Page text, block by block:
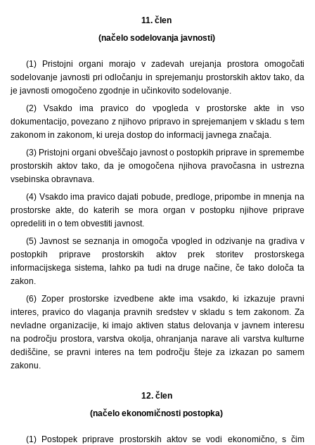
11. člen
(načelo sodelovanja javnosti)
(1) Pristojni organi morajo v zadevah urejanja prostora omogočati
sodelovanje javnosti pri odločanju in sprejemanju prostorskih aktov tako, da
je javnosti omogočeno zgodnje in učinkovito sodelovanje.
(2) Vsakdo ima pravico do vpogleda v prostorske akte in vso
dokumentacijo, povezano z njihovo pripravo in sprejemanjem v skladu s tem
zakonom in zakonom, ki ureja dostop do informacij javnega značaja.
(3) Pristojni organi obveščajo javnost o postopkih priprave in spremembe
prostorskih aktov tako, da je omogočena njihova pravočasna in ustrezna
vsebinska obravnava.
(4) Vsakdo ima pravico dajati pobude, predloge, pripombe in mnenja na
prostorske akte, do katerih se mora organ v postopku njihove priprave
opredeliti in o tem obvestiti javnost.
(5) Javnost se seznanja in omogoča vpogled in odzivanje na gradiva v
postopkih priprave prostorskih aktov prek storitev prostorskega
informacijskega sistema, lahko pa tudi na druge načine, če tako določa ta
zakon.
(6) Zoper prostorske izvedbene akte ima vsakdo, ki izkazuje pravni
interes, pravico do vlaganja pravnih sredstev v skladu s tem zakonom. Za
nevladne organizacije, ki imajo aktiven status delovanja v javnem interesu
na področju prostora, varstva okolja, ohranjanja narave ali varstva kulturne
dediščine, se pravni interes na tem področju šteje za izkazan po samem
zakonu.
12. člen
(načelo ekonomičnosti postopka)
(1) Postopek priprave prostorskih aktov se vodi ekonomično, s čim